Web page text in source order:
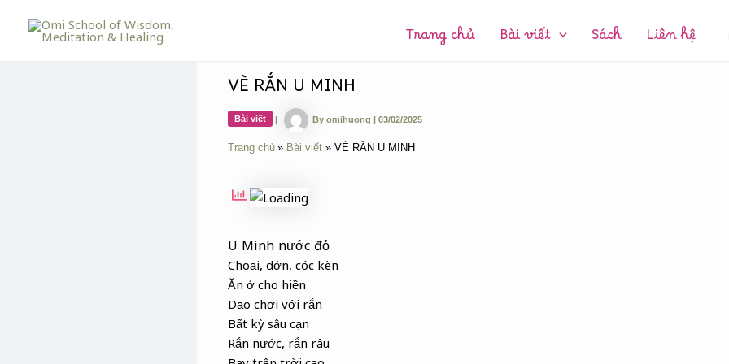
Trang chủ Bài viết Sách Liên hệ
VÈ RẮN U MINH
Bài viết | By omihuong | 03/02/2025
Trang chủ Bài viết VÈ RẮN U MINH
U Minh nước đỏ
Choại, dớn, cóc kèn
Ăn ở cho hiền
Dạo chơi với rắn
Bất kỳ sâu cạn
Rắn nước, rắn râu